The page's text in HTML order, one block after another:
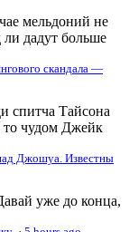
мельдоний не
ли дадут больше
скандала —
спитча Тайсона
то чудом Джейк
Джошуа. Известны
уже до конца,